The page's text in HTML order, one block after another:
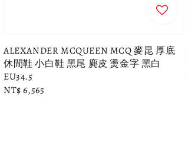
ALEXANDER MCQUEEN MCQ 麥昆 厚底
休閒鞋 小白鞋 黑尾 麂皮 燙金字 黑白
EU34.5
Regular
NT$ 6,565